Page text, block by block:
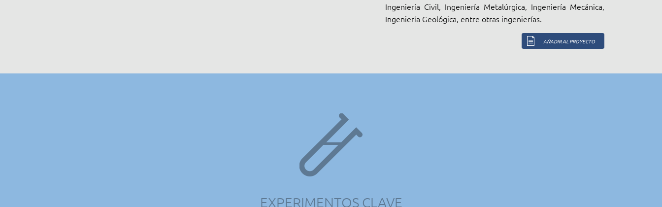
Ingeniería Civil, Ingeniería Metalúrgica, Ingeniería Mecánica,
Ingeniería Geológica, entre otras ingenierías.
AÑADIR AL PROYECTO
EXPERIMENTOS CLAVE